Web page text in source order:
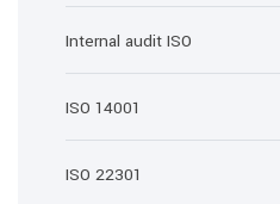
Internal audit ISO
ISO 14001
ISO 22301